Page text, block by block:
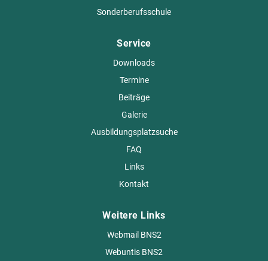
Sonderberufsschule
Service
Downloads
Termine
Beiträge
Galerie
Ausbildungsplatzsuche
FAQ
Links
Kontakt
Weitere Links
Webmail BNS2
Webuntis BNS2